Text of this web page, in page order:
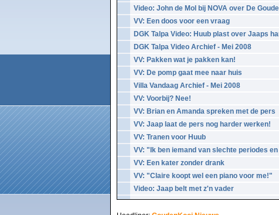
Video: John de Mol bij NOVA over De
VV: Een doos voor een vraag
DGK Talpa Video: Huub plast over Jaaps
DGK Talpa Video Archief - Mei 2008
VV: Pakken wat je pakken kan!
VV: De pomp gaat mee naar huis
Villa Vandaag Archief - Mei 2008
VV: Voorbij? Nee!
VV: Brian en Amanda spreken met de pers
VV: Jaap laat de pers nog harder werken!
VV: Tranen voor Huub
VV: "Ik ben iemand van slechte periodes
VV: Een kater zonder drank
VV: "Claire koopt wel een piano voor me!"
Video: Jaap belt met z'n vader